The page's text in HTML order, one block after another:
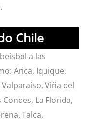
Chile
a las
Arica, Iquique,
Viña del
La Florida,
Talca,